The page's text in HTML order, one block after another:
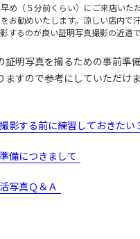
め（５分前くらい）にご来店いた
お勧めいたします。涼しい店内で
するのが良い証明写真撮影の近道で
証明写真を撮るための事前準
ますので参考にしていただけ
影する前に練習しておきたい
備につきまして
写真Ｑ＆Ａ